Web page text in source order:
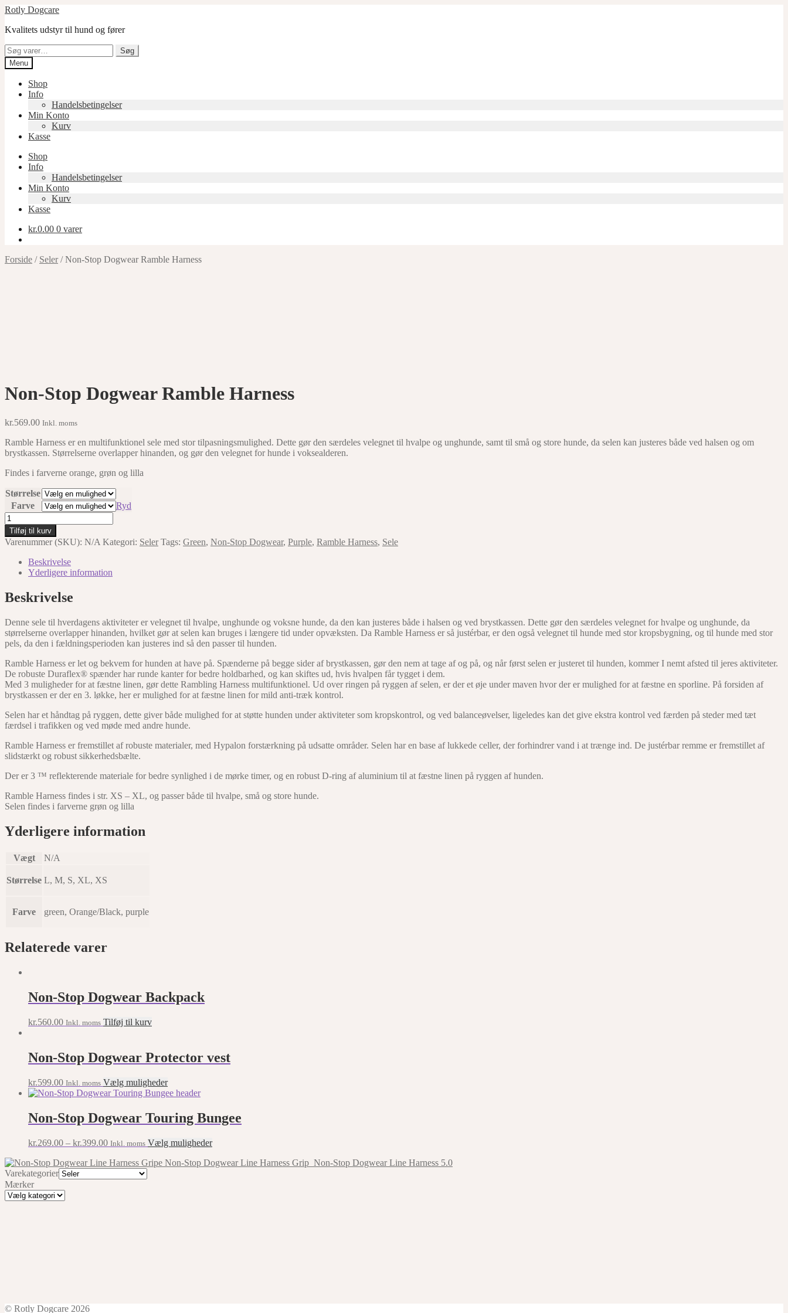
Spring
navigation
Spring
indhold
Rotly Dogcare
Kvalitets udstyr til hund og fører
Søg
efter:
Søg
Menu
Shop
Info
Handelsbetingelser
Min Konto
Kurv
Kasse
Shop
Info
Handelsbetingelser
Min Konto
Kurv
Kasse
kr.0.00 0 varer
Forside / Seler/Non-Stop Dogwear Ramble Harness
Non-Stop Dogwear Ramble Harness
kr.569.00 Inkl. moms
Ramble Harness er en multifunktionel sele med stor tilpasningsmulighed. Dette gør den særdeles velegnet til hvalpe og unghunde, samt til små og store hunde, da selen kan justeres både ved halsen og om
brystkassen. Størrelserne overlapper hinanden, og gør den velegnet for hunde i voksealderen.
Findes i farverne orange, grøn og lilla
Størrelse
Farve
Ryd
Non-
Stop
Dogwear
Ramble
Harness
antal
Tilføj til kurv
Varenummer (SKU): N/A Kategori: Seler Tags: Green, Non-Stop Dogwear, Purple, Ramble Harness, Sele
Beskrivelse
Yderligere information
Beskrivelse
Denne sele til hverdagens aktiviteter er velegnet til hvalpe, unghunde og voksne hunde, da den kan justeres både i halsen og ved brystkassen. Dette gør den særdeles velegnet for hvalpe og unghunde, da
størrelserne overlapper hinanden, hvilket gør at selen kan bruges i længere tid under opvæksten. Da Ramble Harness er så justérbar, er den også velegnet til hunde med stor kropsbygning, og til hunde med stor
pels, da den i fældningsperioden kan justeres ind så den passer til hunden.
Ramble Harness er let og bekvem for hunden at have på. Spænderne på begge sider af brystkassen, gør den nem at tage af og på, og når først selen er justeret til hunden, kommer I nemt afsted til jeres aktiviteter.
De robuste Duraflex® spænder har runde kanter for bedre holdbarhed, og kan skiftes ud, hvis hvalpen får tygget i dem.
Med 3 muligheder for at fæstne linen, gør dette Rambling Harness multifunktionel. Ud over ringen på ryggen af selen, er der et øje under maven hvor der er mulighed for at fæstne en sporline. På forsiden af
brystkassen er der en 3. løkke, her er mulighed for at fæstne linen for mild anti-træk kontrol.
Selen har et håndtag på ryggen, dette giver både mulighed for at støtte hunden under aktiviteter som kropskontrol, og ved balanceøvelser, ligeledes kan det give ekstra kontrol ved færden på steder med tæt
færdsel i trafikken og ved møde med andre hunde.
Ramble Harness er fremstillet af robuste materialer, med Hypalon forstærkning på udsatte områder. Selen har en base af lukkede celler, der forhindrer vand i at trænge ind. De justérbar remme er fremstillet af
slidstærkt og robust sikkerhedsbælte.
Der er 3 ™ reflekterende materiale for bedre synlighed i de mørke timer, og en robust D-ring af aluminium til at fæstne linen på ryggen af hunden.
Ramble Harness findes i str. XS – XL, og passer både til hvalpe, små og store hunde.
Selen findes i farverne grøn og lilla
Yderligere information
Vægt N/A
Størrelse L, M, S, XL, XS
Farve green, Orange/Black, purple
Relaterede varer
Non-Stop Dogwear Backpack
kr.560.00 Inkl. moms Tilføj til kurv
Non-Stop Dogwear Protector vest
kr.599.00 Inkl. moms Vælg mulighederThis
product
multiple
variants.
options
be
Non-Stop Dogwear Touring Bungee
kr.269.00 – kr.399.00 Inkl. moms Vælg mulighederThis
has
Non-Stop Dogwear Line Harness Grip Non-Stop Dogwear Line Harness 5.0
Varekategorier
Mærker
Mærker
© Rotly Dogcare 2026